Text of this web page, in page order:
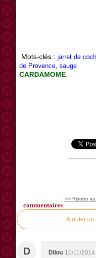
Mots-clés : jarret de
de Provence sauge
CARDAMOME
<< Risotto
commentaires
Ajouter un
D Dilou 10/11/